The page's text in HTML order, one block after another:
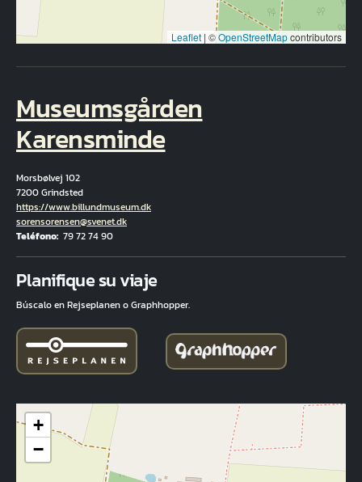
Leaflet | ©OpenStreetMapcontributors
Museumsgården
Karensminde
Morsbølvej 102
7200 Grindsted
Hjemmeside
https://www.billundmuseum.dk
Correo electrónico
sorensorensen@svenet.dk
Teléfono 79 72 74 90
Planifique su viaje
Búscalo en Rejseplanen o Graphhopper.
+
−